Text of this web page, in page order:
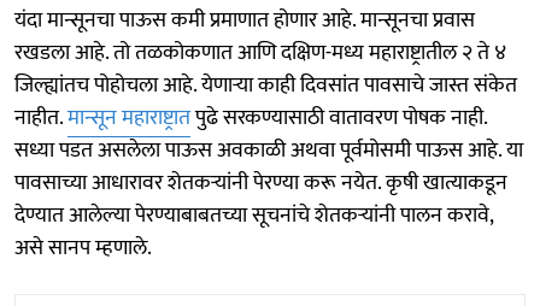
यंदा मान्सूनचा पाऊस कमी प्रमाणात होणार आहे. मान्सूनचा प्रवास
रखडला आहे. तो तळकोकणात आणि दक्षिण-मध्य महाराष्ट्रातील २ ते ४
जिल्ह्यांतच पोहोचला आहे. येणाऱ्या काही दिवसांत पावसाचे जास्त संकेत
नाहीत.मान्सून महाराष्ट्रातपुढे सरकण्यासाठी वातावरण पोषक नाही.
सध्या पडत असलेला पाऊस अवकाळी अथवा पूर्वमोसमी पाऊस आहे. या
पावसाच्या आधारावर शेतकऱ्यांनी पेरण्या करू नयेत. कृषी खात्याकडून
देण्यात आलेल्या पेरण्याबाबतच्या सूचनांचे शेतकऱ्यांनी पालन करावे,
असे सानप म्हणाले.